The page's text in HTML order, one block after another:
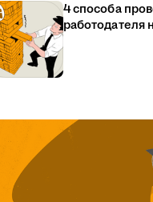
4 способа
работодателя